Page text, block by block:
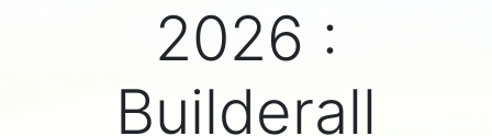
2026 :
Builderall